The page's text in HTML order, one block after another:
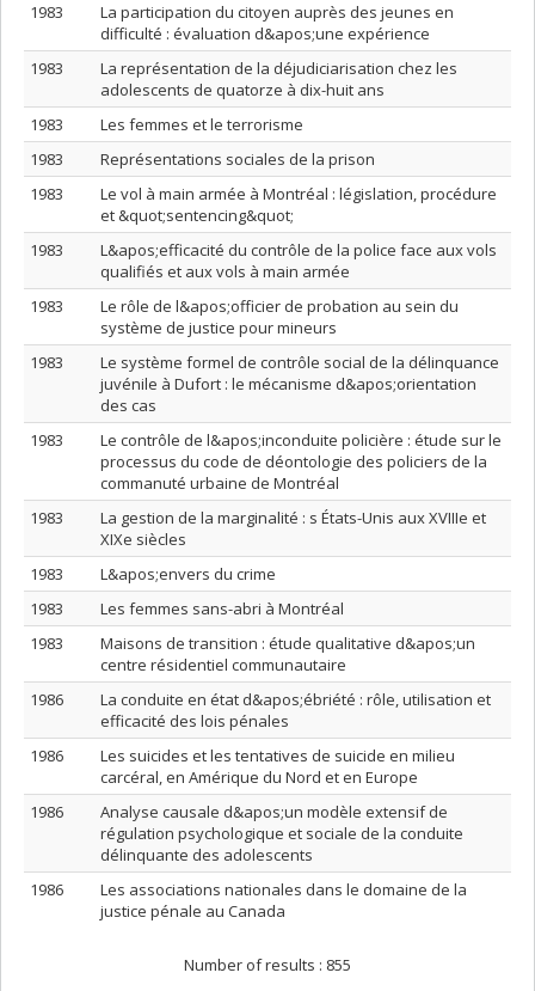
1983
La participation du citoyen auprès des jeunes en
difficulté : évaluation d&apos;une expérience
1983
La représentation de la déjudiciarisation chez les
adolescents de quatorze à dix-huit ans
1983
Les femmes et le terrorisme
1983
Représentations sociales de la prison
1983
Le vol à main armée à Montréal : législation, procédure
et &quot;sentencing&quot;
1983
L&apos;efficacité du contrôle de la police face aux vols
qualifiés et aux vols à main armée
1983
Le rôle de l&apos;officier de probation au sein du
système de justice pour mineurs
1983
Le système formel de contrôle social de la délinquance
juvénile à Dufort : le mécanisme d&apos;orientation
des cas
1983
Le contrôle de l&apos;inconduite policière : étude sur le
processus du code de déontologie des policiers de la
commanuté urbaine de Montréal
1983
La gestion de la marginalité : s États-Unis aux XVIIIe et
XIXe siècles
1983
L&apos;envers du crime
1983
Les femmes sans-abri à Montréal
1983
Maisons de transition : étude qualitative d&apos;un
centre résidentiel communautaire
1986
La conduite en état d&apos;ébriété : rôle, utilisation et
efficacité des lois pénales
1986
Les suicides et les tentatives de suicide en milieu
carcéral, en Amérique du Nord et en Europe
1986
Analyse causale d&apos;un modèle extensif de
régulation psychologique et sociale de la conduite
délinquante des adolescents
1986
Les associations nationales dans le domaine de la
justice pénale au Canada
Number of results : 855